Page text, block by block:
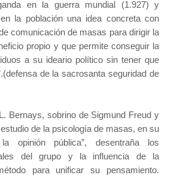
en la guerra mundial (1.927) y
la población una idea concreta con
comunicación de masas para dirigir la
propio y que permite conseguir la
a su ideario político sin tener que
de la sacrosanta seguridad de
Bernays, sobrino de Sigmund Freud y
de la psicología de masas, en su
la opinión pública”, desentraña los
del grupo y la influencia de la
para unificar su pensamiento.